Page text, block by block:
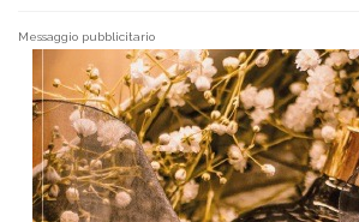
Messaggio pubblicitario